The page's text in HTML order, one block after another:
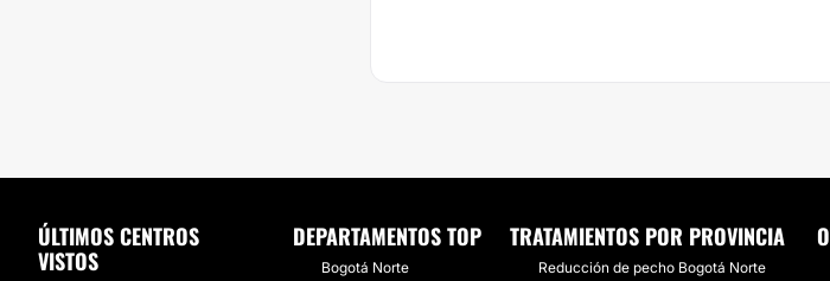
ÚLTIMOS CENTROS
VISTOS
DEPARTAMENTOS TOP
Bogotá Norte
TRATAMIENTOS POR PROVINCIA
Reducción de pecho Bogotá Norte